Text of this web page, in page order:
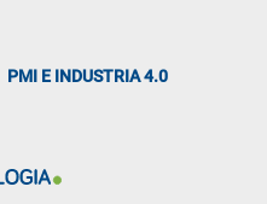
PMI E INDUSTRIA 4.0